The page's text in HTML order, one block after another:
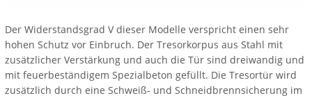
Der Widerstandsgrad V dieser Modelle verspricht einen sehr
hohen Schutz vor Einbruch. Der Tresorkorpus aus Stahl mit
zusätzlicher Verstärkung und auch die Tür sind dreiwandig und
mit feuerbeständigem Spezialbeton gefüllt. Die Tresortür wird
zusätzlich durch eine Schweiß- und Schneidbrennsicherung im